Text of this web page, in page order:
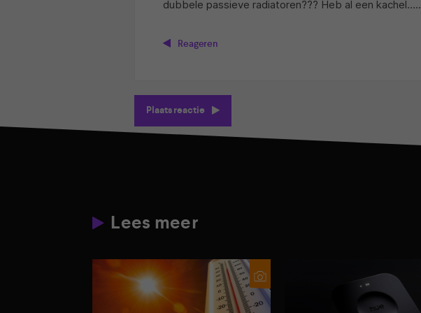
dubbele passieve radiatoren??? Heb al een kachel…..
Reageren
Plaats reactie
Lees meer